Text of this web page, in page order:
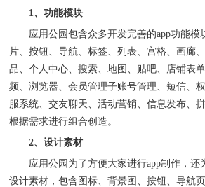
1、功能模块
应用公园包含众多开发完善的app功能模
片、按钮、导航、标签、列表、宫格、画廊
品、个人中心、搜索、地图、贴吧、店铺表
频、浏览器、会员管理子账号管理、短信、
服系统、交友聊天、活动营销、信息发布、
根据需求进行组合创造。
2、设计素材
应用公园为了方便大家进行app制作，还
设计素材，包含图标、背景图、按钮、导航